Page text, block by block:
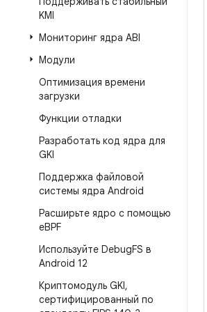
KMI
Мониторинг ядра ABI
Модули
Оптимизация времени
загрузки
Функции отладки
Разработать код ядра для
GKI
Поддержка файловой
системы ядра Android
Расширьте ядро ​​с помощью
eBPF
Используйте DebugFS в
Android 12
Криптомодуль GKI,
сертифицированный по